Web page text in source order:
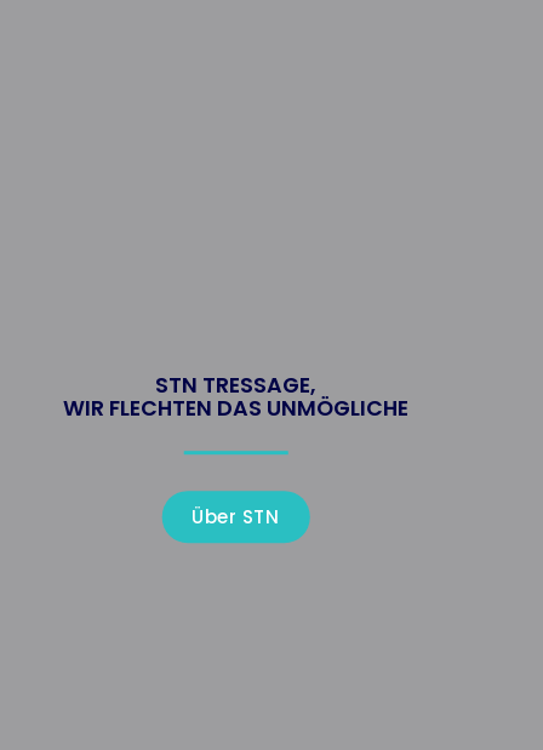
STN TRESSAGE,
WIR FLECHTEN DAS UNMÖGLICHE
Über STN